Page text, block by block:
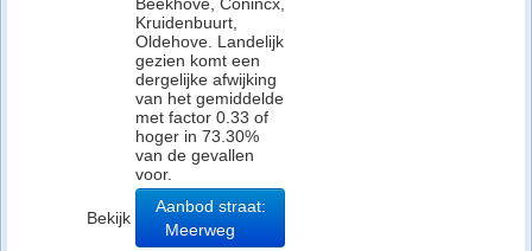
Kruidenbuurt,
Oldehove. Landelijk
gezien komt een
dergelijke afwijking
van het gemiddelde
met factor 0.33 of
hoger in 73.30%
van de gevallen
voor.
Bekijk
Aanbod straat:
Meerweg